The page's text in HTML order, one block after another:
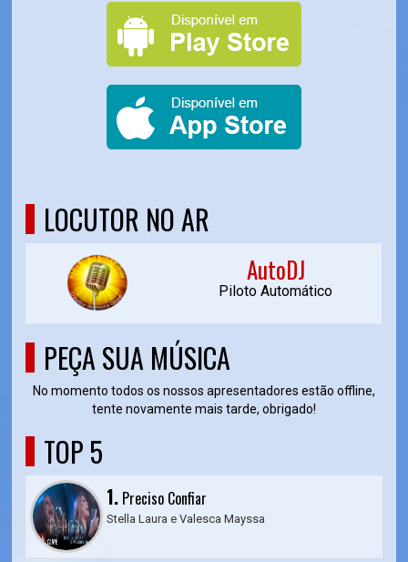
LOCUTOR NO AR
AutoDJ
Piloto Automático
PEÇA SUA MÚSICA
No momento todos os nossos apresentadores estão offline,
tente novamente mais tarde, obrigado!
TOP 5
1. Preciso Confiar
Stella Laura e Valesca Mayssa